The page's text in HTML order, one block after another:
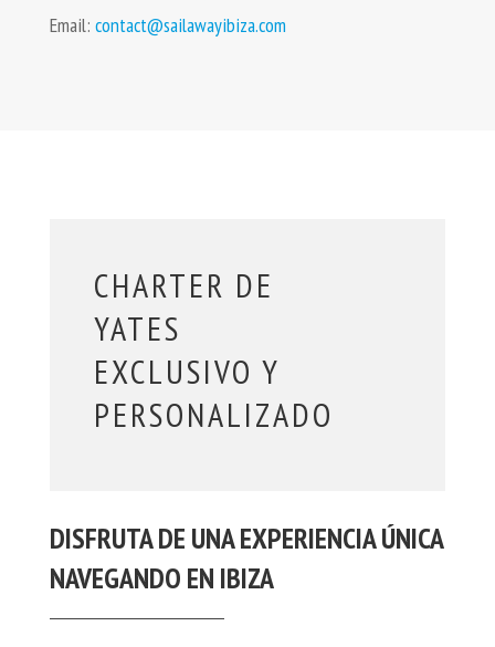
Email: contact@sailawayibiza.com
CHARTER DE
YATES
EXCLUSIVO Y
PERSONALIZADO
DISFRUTA DE UNA EXPERIENCIA ÚNICA
NAVEGANDO EN IBIZA